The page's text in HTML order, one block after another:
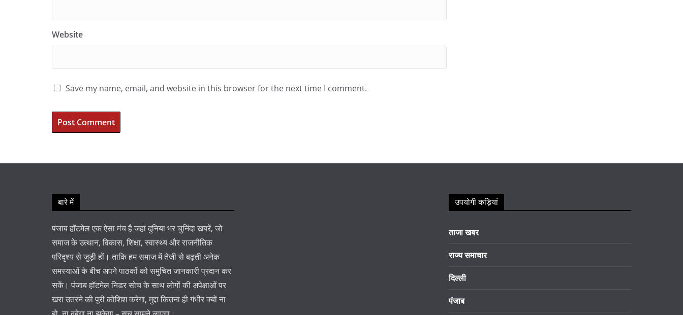
Website
Save my name, email, and website in this browser for the next time I comment.
बारे में
पंजाब हॉटमेल एक ऐसा मंच है जहां दुनिया भर चुनिंदा खबरें, जो
समाज के उत्थान, विकास, शिक्षा, स्वास्थ्य और राजनीतिक
परिदृश्य से जुड़ी हों। ताकि हम समाज में तेजी से बढ़ती अनेक
समस्याओं के बीच अपने पाठकों को समुचित जानकारी प्रदान कर
सकें। पंजाब हॉटमेल निडर सोच के साथ लोगों की अपेक्षाओं पर
खरा उतरने की पूरी कोशिश करेगा, मुद्दा कितना ही गंभीर क्यों ना
उपयोगी कड़ियां
ताजा खबर
राज्य समाचार
दिल्ली
पंजाब